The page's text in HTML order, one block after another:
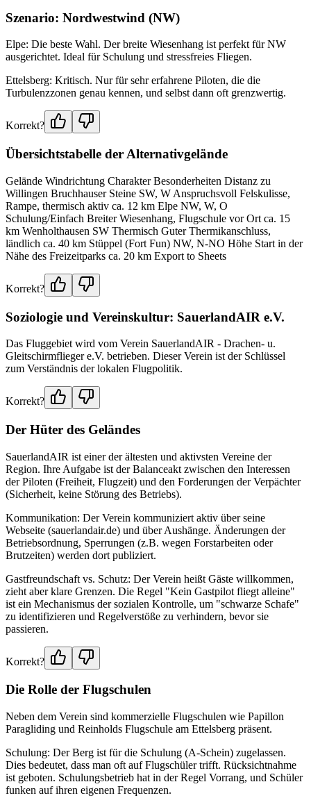
Szenario: Nordwestwind (NW)
Elpe: Die beste Wahl. Der breite Wiesenhang ist perfekt für NW
ausgerichtet. Ideal für Schulung und stressfreies Fliegen.
Ettelsberg: Kritisch. Nur für sehr erfahrene Piloten, die die
Turbulenzzonen genau kennen, und selbst dann oft grenzwertig.
Korrekt?
Übersichtstabelle der Alternativgelände
Gelände Windrichtung Charakter Besonderheiten Distanz zu
Willingen Bruchhauser Steine SW, W Anspruchsvoll Felskulisse,
Rampe, thermisch aktiv ca. 12 km Elpe NW, W, O
Schulung/Einfach Breiter Wiesenhang, Flugschule vor Ort ca. 15
km Wenholthausen SW Thermisch Guter Thermikanschluss,
ländlich ca. 40 km Stüppel (Fort Fun) NW, N-NO Höhe Start in der
Nähe des Freizeitparks ca. 20 km Export to Sheets
Korrekt?
Soziologie und Vereinskultur: SauerlandAIR e.V.
Das Fluggebiet wird vom Verein SauerlandAIR - Drachen- u.
Gleitschirmflieger e.V. betrieben. Dieser Verein ist der Schlüssel
zum Verständnis der lokalen Flugpolitik.
Korrekt?
Der Hüter des Geländes
SauerlandAIR ist einer der ältesten und aktivsten Vereine der
Region. Ihre Aufgabe ist der Balanceakt zwischen den Interessen
der Piloten (Freiheit, Flugzeit) und den Forderungen der Verpächter
(Sicherheit, keine Störung des Betriebs).
Kommunikation: Der Verein kommuniziert aktiv über seine
Webseite (sauerlandair.de) und über Aushänge. Änderungen der
Betriebsordnung, Sperrungen (z.B. wegen Forstarbeiten oder
Brutzeiten) werden dort publiziert.
Gastfreundschaft vs. Schutz: Der Verein heißt Gäste willkommen,
zieht aber klare Grenzen. Die Regel "Kein Gastpilot fliegt alleine"
ist ein Mechanismus der sozialen Kontrolle, um "schwarze Schafe"
zu identifizieren und Regelverstöße zu verhindern, bevor sie
passieren.
Korrekt?
Die Rolle der Flugschulen
Neben dem Verein sind kommerzielle Flugschulen wie Papillon
Paragliding und Reinholds Flugschule am Ettelsberg präsent.
Schulung: Der Berg ist für die Schulung (A-Schein) zugelassen.
Dies bedeutet, dass man oft auf Flugschüler trifft. Rücksichtnahme
ist geboten. Schulungsbetrieb hat in der Regel Vorrang, und Schüler
funken auf ihren eigenen Frequenzen.